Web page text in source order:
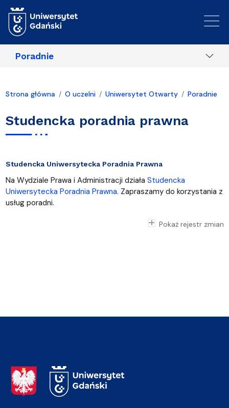
Poradnie
Strona główna O uczelni Uniwersytet Otwarty Poradnie
Studencka poradnia prawna
Studencka Uniwersytecka Poradnia Prawna
Na Wydziale Prawa i Administracji działa Studencka
Uniwersytecka Poradnia Prawna. Zapraszamy do korzystania z
usług poradni.
Pokaż rejestr zmian
Adres Rektoratu